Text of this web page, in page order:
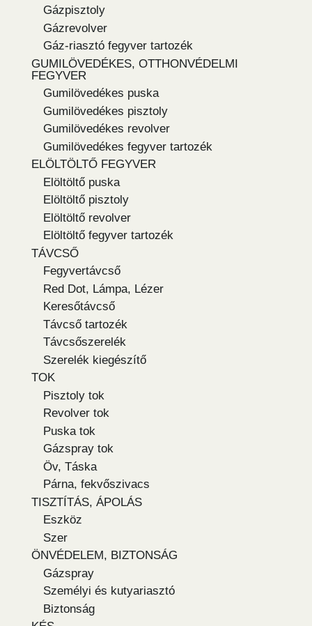
Gázpisztoly
Gázrevolver
Gáz-riasztó fegyver tartozék
GUMILÖVEDÉKES, OTTHONVÉDELMI
FEGYVER
Gumilövedékes puska
Gumilövedékes pisztoly
Gumilövedékes revolver
Gumilövedékes fegyver tartozék
ELÖLTÖLTŐ FEGYVER
Elöltöltő puska
Elöltöltő pisztoly
Elöltöltő revolver
Elöltöltő fegyver tartozék
TÁVCSŐ
Fegyvertávcső
Red Dot, Lámpa, Lézer
Keresőtávcső
Távcső tartozék
Távcsőszerelék
Szerelék kiegészítő
TOK
Pisztoly tok
Revolver tok
Puska tok
Gázspray tok
Öv, Táska
Párna, fekvőszivacs
TISZTÍTÁS, ÁPOLÁS
Eszköz
Szer
ÖNVÉDELEM, BIZTONSÁG
Gázspray
Személyi és kutyariasztó
Biztonság